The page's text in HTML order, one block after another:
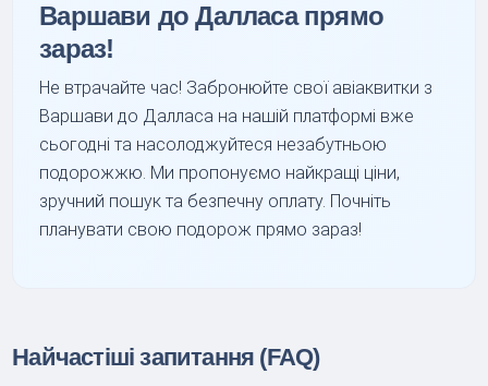
Варшави до Далласа прямо
зараз!
Не втрачайте час! Забронюйте свої авіаквитки з
Варшави до Далласа на нашій платформі вже
сьогодні та насолоджуйтеся незабутньою
подорожжю. Ми пропонуємо найкращі ціни,
зручний пошук та безпечну оплату. Почніть
планувати свою подорож прямо зараз!
Найчастіші запитання (FAQ)